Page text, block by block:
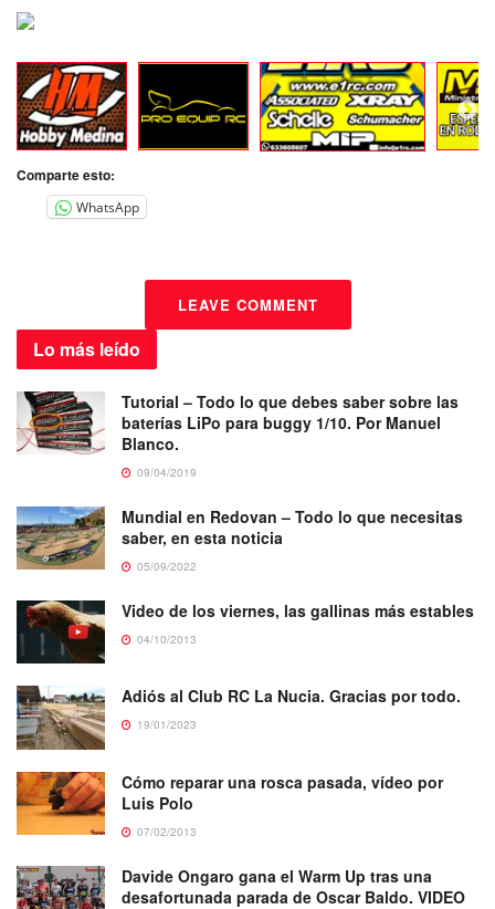
Comparte esto:
WhatsApp
LEAVE COMMENT
Lo más leído
Tutorial – Todo lo que debes saber sobre las
baterías LiPo para buggy 1/10. Por Manuel
Blanco.
09/04/2019
Mundial en Redovan – Todo lo que necesitas
saber, en esta noticia
05/09/2022
Video de los viernes, las gallinas más estables
04/10/2013
Adiós al Club RC La Nucia. Gracias por todo.
19/01/2023
Cómo reparar una rosca pasada, vídeo por
Luis Polo
07/02/2013
Davide Ongaro gana el Warm Up tras una
desafortunada parada de Oscar Baldo. VIDEO